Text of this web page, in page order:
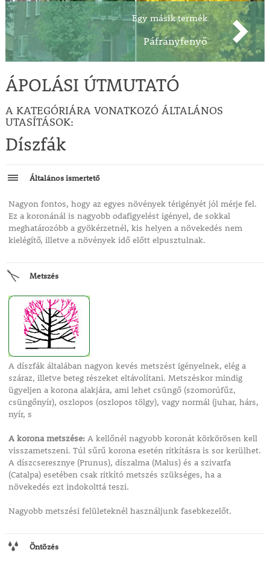
Egy másik termék
Páfrányfenyő
ÁPOLÁSI ÚTMUTATÓ
A KATEGÓRIÁRA VONATKOZÓ ÁLTALÁNOS
UTASÍTÁSOK:
Díszfák
Általános ismertető
Nagyon fontos, hogy az egyes növények térigényét jól mérje fel.
Ez a koronánál is nagyobb odafigyelést igényel, de sokkal
meghatározóbb a gyökérzetnél, kis helyen a növekedés nem
kielégítő, illetve a növények idő előtt elpusztulnak.
Metszés
A díszfák általában nagyon kevés metszést igényelnek, elég a
száraz, illetve beteg részeket eltávolítani. Metszéskor mindig
ügyeljen a korona alakjára, ami lehet csüngő (szomorúfűz,
csüngőnyír), oszlopos (oszlopos tölgy), vagy normál (juhar, hárs,
nyír, s
A korona metszése:A kellőnél nagyobb koronát körkörösen kell
visszametszeni. Túl sűrű korona esetén ritkításra is sor kerülhet.
A díszcseresznye (Prunus), díszalma (Malus) és a szivarfa
(Catalpa) esetében csak ritkító metszés szükséges, ha a
növekedés ezt indokolttá teszi.
Nagyobb metszési felületeknél használjunk fasebkezelőt.
Öntözés